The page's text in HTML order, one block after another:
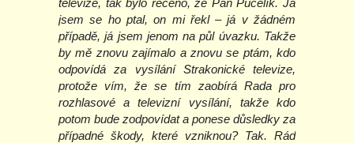
jsem se ho ptal, on mi řekl – já v žádném
případě, já jsem jenom na půl úvazku. Takže
by mě znovu zajímalo a znovu se ptám, kdo
odpovídá za vysílání Strakonické televize,
protože vím, že se tím zaobírá Rada pro
rozhlasové a televizní vysílání, takže kdo
potom bude zodpovídat a ponese důsledky za
případné škody, které vzniknou? Tak. Rád